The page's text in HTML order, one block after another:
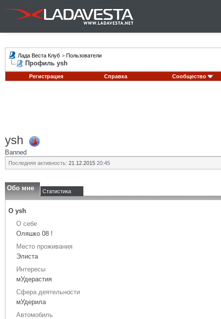
Лада Веста Клуб > Пользователи
Профиль ysh
Регистрация Справка Сообщество
ysh
Banned
Последняя активность: 21.12.2015 20:45
Обо мне Статистика
О ysh
О себе
Оляшко 08 !
Место проживания
Элиста
Интересы
мУдерастия
Сфера деятельности
мУдерила
Автомобиль